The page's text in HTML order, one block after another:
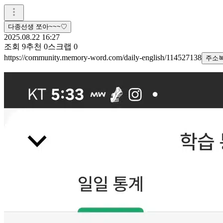
다종선생 쪼아~~~♡
2025.08.22 16:27
조회 9추천 0스크랩 0
https://community.memory-word.com/daily-english/114527138 주소